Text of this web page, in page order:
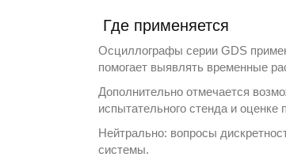
Где применяется
Осциллографы серии GDS
помогает выявлять временные
Дополнительно отмечается
испытательного стенда и
Нейтрально: вопросы
системы.